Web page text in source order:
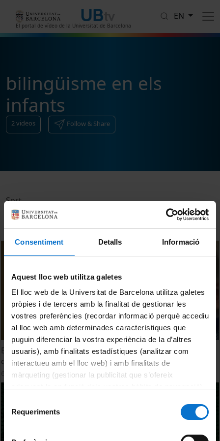
Consentiment Detalls Informació
Aquest lloc web utilitza galetes
El lloc web de la Universitat de Barcelona utilitza galetes
pròpies i de tercers amb la finalitat de gestionar les
vostres preferències (recordar informació perquè accediu
al lloc web amb determinades característiques que
puguin diferenciar la vostra experiència de la d’altres
usuaris), amb finalitats estadístiques (analitzar com
interactueu amb el lloc web) i amb finalitats de
màrqueting (gestionar la publicitat que s’ofereix
consultar laPolítica de galetes del lloc web de la
Requeriments
El portal de vídeo de la Universitat de Barcelona
EN
bilingüisme en els
infants
2videos Follow & Share
Sort
Els nadons d'entorns bilingües llegeixen els llavis abans i
durant més temps que els monolingües
6 June, 2016